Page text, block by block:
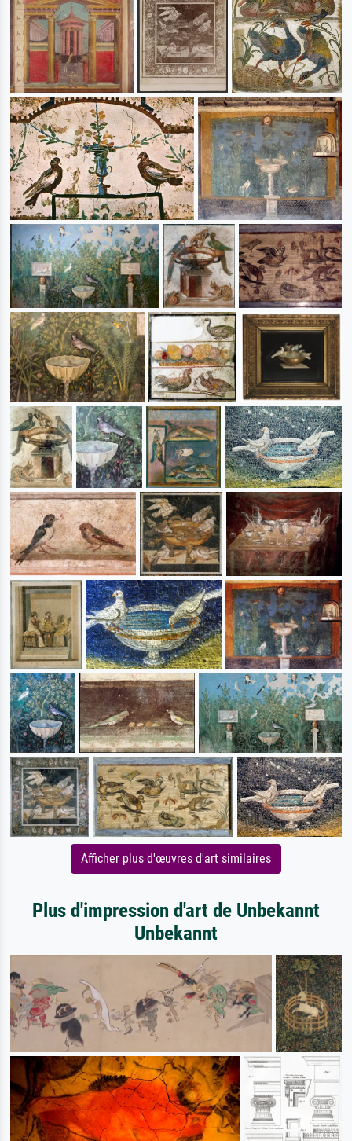
Afficher plus d'œuvres d'art similaires
Plus d'impression d'art de Unbekannt
Unbekannt